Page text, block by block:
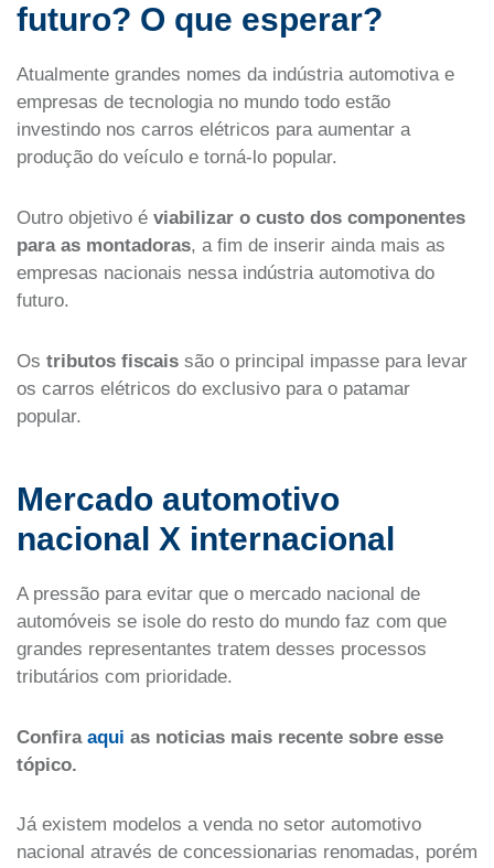
futuro? O que esperar?
Atualmente grandes nomes da indústria automotiva e
empresas de tecnologia no mundo todo estão
investindo nos carros elétricos para aumentar a
produção do veículo e torná-lo popular.
Outro objetivo é viabilizar o custo dos componentes
para as montadoras, a fim de inserir ainda mais as
empresas nacionais nessa indústria automotiva do
futuro.
Os tributos fiscais são o principal impasse para levar
os carros elétricos do exclusivo para o patamar
popular.
Mercado automotivo
nacional X internacional
A pressão para evitar que o mercado nacional de
automóveis se isole do resto do mundo faz com que
grandes representantes tratem desses processos
tributários com prioridade.
Confira aqui as noticias mais recente sobre esse
tópico.
Já existem modelos a venda no setor automotivo
nacional através de concessionarias renomadas, porém